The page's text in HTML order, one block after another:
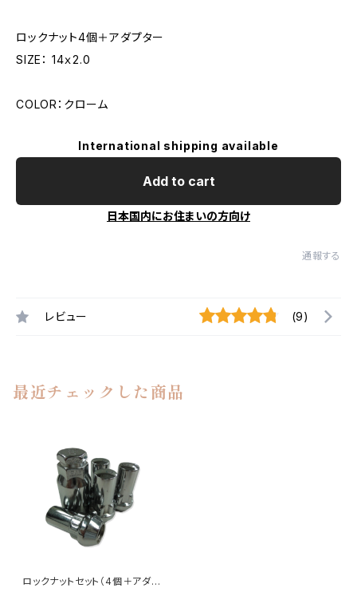
ロックナット4個＋アダプター
SIZE： 14ｘ2.0
COLOR：クローム
International shipping available
Add to cart
日本国内にお住まいの方向け
通報する
レビュー (9)
最近チェックした商品
ロックナットセット（4個＋アダプ